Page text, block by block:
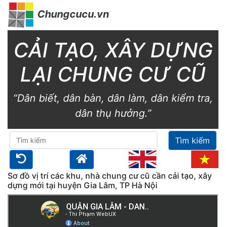
Chungcucu.vn
CẢI TẠO, XÂY DỰNG
LẠI CHUNG CƯ CŨ
“Dân biết, dân bàn, dân làm, dân kiểm tra,
dân thụ hưởng.”
Tìm kiếm
Sơ đồ vị trí các khu, nhà chung cư cũ cần cải tạo, xây
dựng mới tại huyện Gia Lâm, TP Hà Nội